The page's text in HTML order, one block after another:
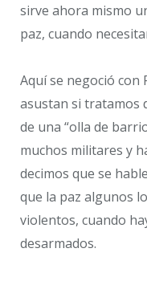
sirve ahora mismo
paz, cuando
Aquí se negoció con
asustan si tratamos
de una “olla de
muchos militares y
decimos que se
que la paz algunos
violentos, cuando
desarmados.